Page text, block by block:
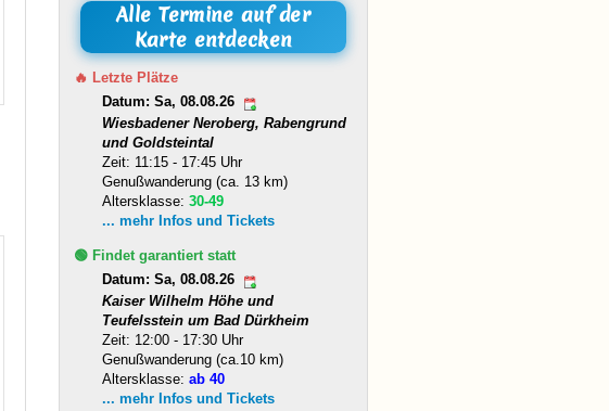
Alle Termine auf der
Karte entdecken
🔥 Letzte Plätze
Datum: Sa, 08.08.26
Wiesbadener Neroberg, Rabengrund
und Goldsteintal
Zeit: 11:15 - 17:45 Uhr
Genußwanderung (ca. 13 km)
Altersklasse:30-49
... mehr Infos und Tickets
🟢 Findet garantiert statt
Datum: Sa, 08.08.26
Kaiser Wilhelm Höhe und
Teufelsstein um Bad Dürkheim
Zeit: 12:00 - 17:30 Uhr
Genußwanderung (ca.10 km)
Altersklasse:ab 40
... mehr Infos und Tickets